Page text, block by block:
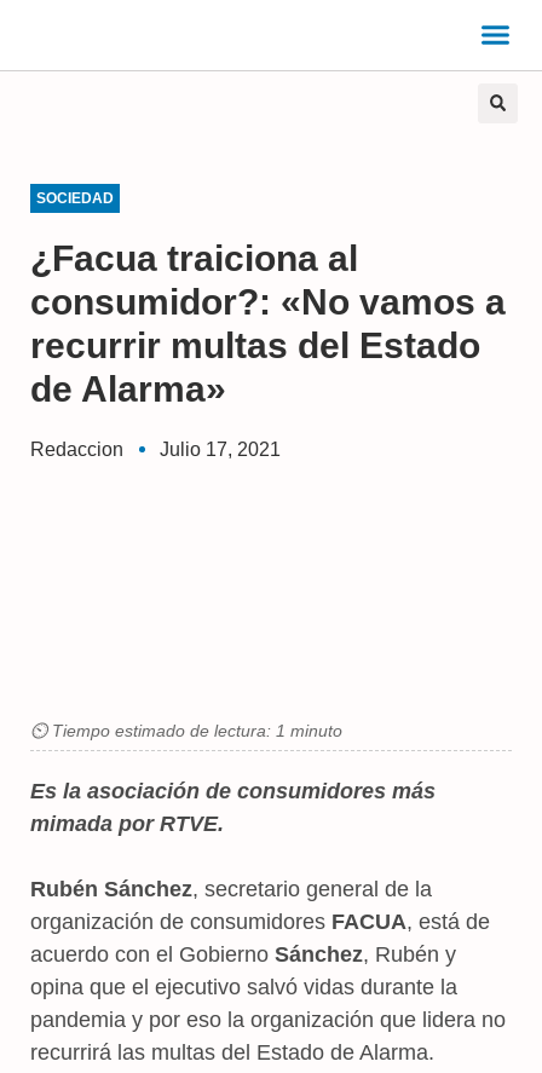
SOCIEDAD
¿Facua traiciona al
consumidor?: «No vamos a
recurrir multas del Estado
de Alarma»
Redaccion Julio 17, 2021
⏲ Tiempo estimado de lectura: 1 minuto
Es la asociación de consumidores más
mimada por RTVE.
Rubén Sánchez, secretario general de la
organización de consumidores FACUA, está de
acuerdo con el Gobierno Sánchez, Rubén y
opina que el ejecutivo salvó vidas durante la
pandemia y por eso la organización que lidera no
recurrirá las multas del Estado de Alarma.